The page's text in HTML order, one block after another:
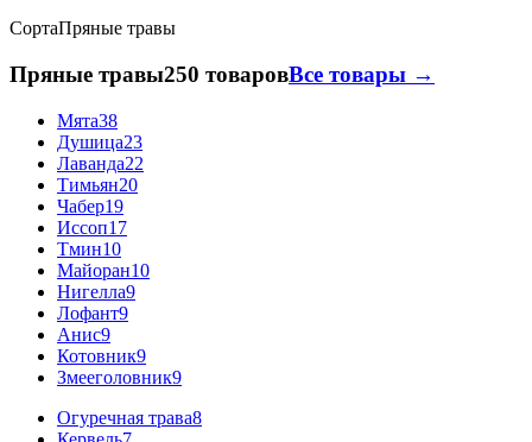
СортаПряные травы
Пряные травы250 товаровВсе товары →
Мята38
Душица23
Лаванда22
Тимьян20
Чабер19
Иссоп17
Тмин10
Майоран10
Нигелла9
Лофант9
Анис9
Котовник9
Змееголовник9
Огуречная трава8